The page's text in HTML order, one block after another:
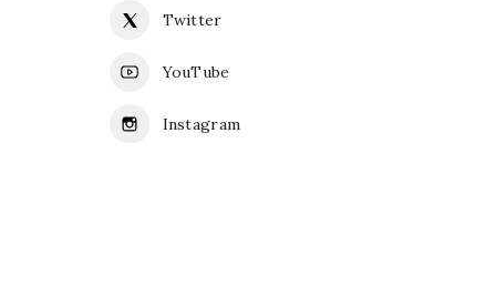
Twitter
YouTube
Instagram